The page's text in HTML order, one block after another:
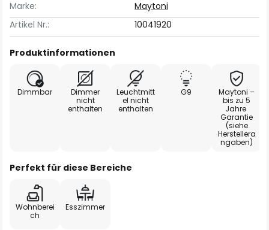
Marke:
Maytoni
Artikel Nr.:
10041920
Produktinformationen
Dimmbar
Dimmer
nicht
enthalten
Leuchtmitt
el nicht
enthalten
G9
Maytoni –
bis zu 5
Jahre
Garantie
(siehe
Herstellera
ngaben)
Perfekt für diese Bereiche
Wohnberei
ch
Esszimmer